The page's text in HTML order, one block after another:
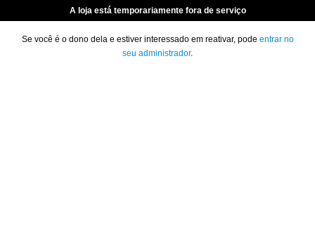
A loja está temporariamente fora de serviço
Se você é o dono dela e estiver interessado em reativar, pode entrar no
seu administrador.